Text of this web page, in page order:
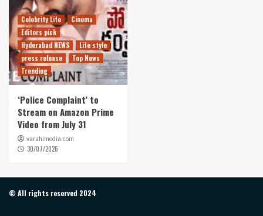
Celebrity Life
Cinema
Editors pick
Hyderabad NEWS
Life style
press release
Top News
Trending
‘Police Complaint’ to
Stream on Amazon Prime
Video from July 31
varahimedia.com
30/07/2026
© All rights reserved 2024